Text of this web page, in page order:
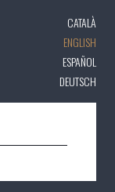
CATALÀ
ENGLISH
ESPAÑOL
DEUTSCH